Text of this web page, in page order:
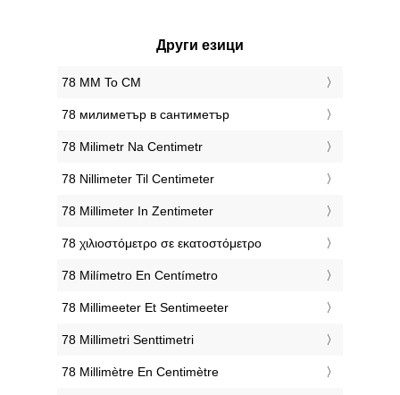
Други езици
‎78 MM To CM
‎78 милиметър в сантиметър
‎78 Milimetr Na Centimetr
‎78 Nillimeter Til Centimeter
‎78 Millimeter In Zentimeter
‎78 χιλιοστόμετρο σε εκατοστόμετρο
‎78 Milímetro En Centímetro
‎78 Millimeeter Et Sentimeeter
‎78 Millimetri Senttimetri
‎78 Millimètre En Centimètre